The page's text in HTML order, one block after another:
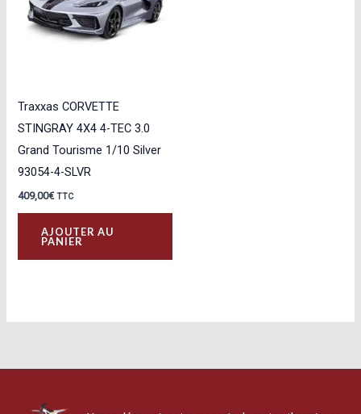
Traxxas CORVETTE
STINGRAY 4X4 4-TEC 3.0
Grand Tourisme 1/10 Silver
93054-4-SLVR
409,00€ TTC
AJOUTER AU
PANIER